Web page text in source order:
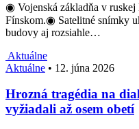
◉ Vojenská základňa v
Fínskom.◉ Satelitné snímky
budovy aj rozsiahle…
Aktuálne
Aktuálne • 12. júna 2026
Hrozná tragédia na
vyžiadali až osem obetí